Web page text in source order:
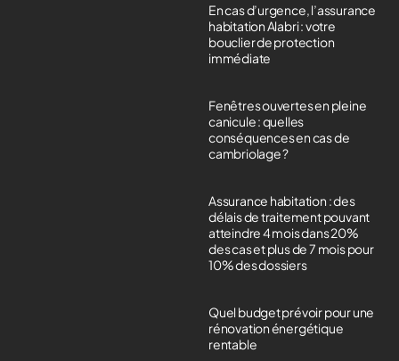
En cas d’urgence, l’assurance
habitation Alabri : votre
bouclier de protection
immédiate
Fenêtres ouvertes en pleine
canicule : quelles
conséquences en cas de
cambriolage ?
Assurance habitation : des
délais de traitement pouvant
atteindre 4 mois dans 20%
des cas et plus de 7 mois pour
10% des dossiers
Quel budget prévoir pour une
rénovation énergétique
rentable